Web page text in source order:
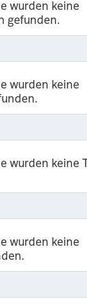
wurden keine
gefunden.
wurden keine
wurden keine
wurden keine